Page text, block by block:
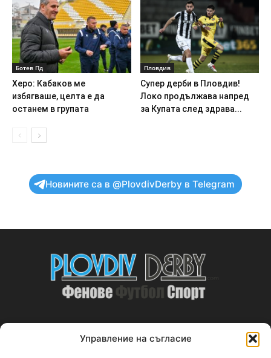
Управление на съгласие
Ботев Пд
Херо: Кабаков ме
избягваше, целта е да
останем в групата
Пловдив
Супер дерби в Пловдив!
Локо продължава напред
за Купата след здрава...
Новините са в @PlovdivDerby в Telegram
ABOUT US